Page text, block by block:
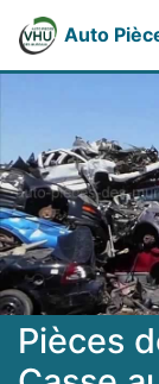
Auto
Pièces